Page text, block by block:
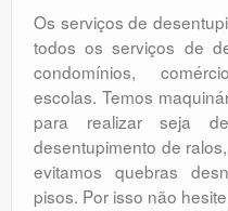
Os serviços de
todos os serviços de
condomínios,
escolas. Temos
para realizar seja
desentupimento de
evitamos quebras
pisos. Por isso não